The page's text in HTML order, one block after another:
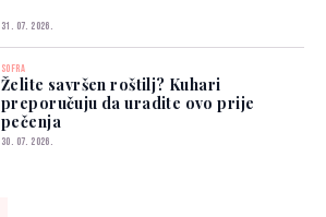
31. 07. 2026.
SOFRA
Želite savršen roštilj? Kuhari
preporučuju da uradite ovo prije
pečenja
30. 07. 2026.